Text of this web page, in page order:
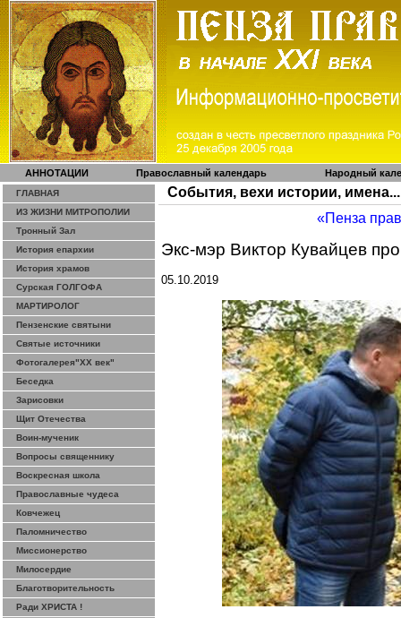
АННОТАЦИИ Православный календарь Народный
ГЛАВНАЯ
ИЗ ЖИЗНИ МИТРОПОЛИИ
Тронный Зал
История епархии
История храмов
Сурская ГОЛГОФА
МАРТИРОЛОГ
Пензенские святыни
Святые источники
Фотогалерея"ХХ век"
Беседка
Зарисовки
Щит Отечества
Воин-мученик
Вопросы священнику
Воскресная школа
Православные чудеса
Ковчежец
Паломничество
Миссионерство
Милосердие
Благотворительность
Ради ХРИСТА !
События, вехи истории, имена...
«Пенза
Экс-мэр Виктор Кувайцев
05.10.2019